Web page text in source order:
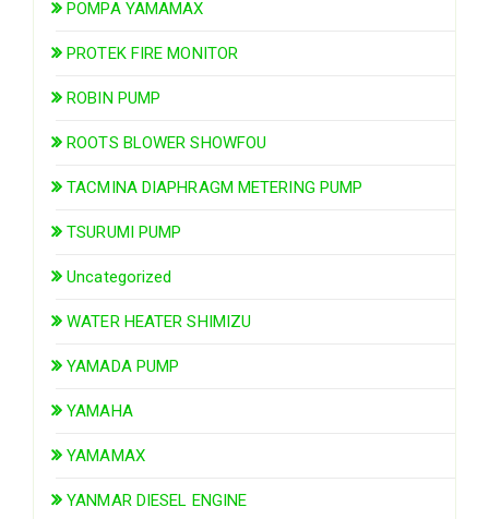
POMPA YAMAMAX
PROTEK FIRE MONITOR
ROBIN PUMP
ROOTS BLOWER SHOWFOU
TACMINA DIAPHRAGM METERING PUMP
TSURUMI PUMP
Uncategorized
WATER HEATER SHIMIZU
YAMADA PUMP
YAMAHA
YAMAMAX
YANMAR DIESEL ENGINE